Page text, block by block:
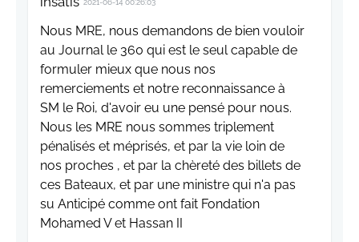
2021-06-14 00:26:03
Nous MRE, nous demandons de bien vouloir
au Journal le 360 qui est le seul capable de
formuler mieux que nous nos
remerciements et notre reconnaissance à
SM le Roi, d'avoir eu une pensé pour nous.
Nous les MRE nous sommes triplement
pénalisés et méprisés, et par la vie loin de
nos proches , et par la chèreté des billets de
ces Bateaux, et par une ministre qui n'a pas
su Anticipé comme ont fait Fondation
Mohamed V et Hassan II